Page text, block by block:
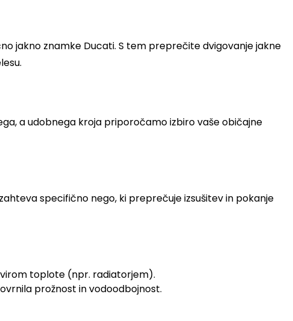
jakno znamke Ducati. S tem preprečite dvigovanje jakne
a udobnega kroja priporočamo izbiro vaše običajne
specifično nego, ki preprečuje izsušitev in pokanje
virom toplote (npr. radiatorjem).
prožnost in vodoodbojnost.